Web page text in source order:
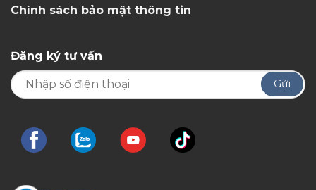
Chính sách bảo mật thông tin
Đăng ký tư vấn